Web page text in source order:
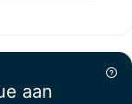
aan